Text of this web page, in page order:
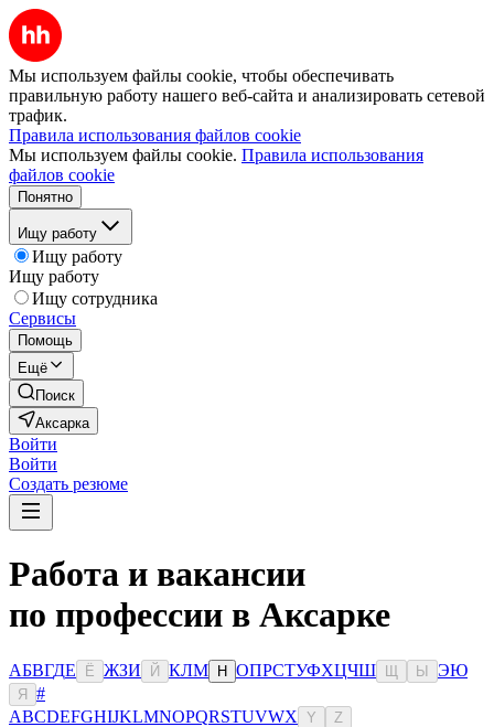
Мы используем файлы cookie, чтобы обеспечивать
правильную работу нашего веб-сайта и анализировать сетевой
трафик.
Правила использования файлов cookie
Мы используем файлы cookie. Правила использования
файлов cookie
Понятно
Ищу работу
Ищу работу
Ищу работу
Ищу сотрудника
Сервисы
Помощь
Ещё
Поиск
Аксарка
Войти
Войти
Создать резюме
Работа и вакансии
по профессии в Аксарке
АБВГДЕ Ё ЖЗИ Й КЛМ Н ОПРСТУФХЦЧШ Ы ЭЮ
Я
#
ABCDEFGHIJKLMNOPQRSTUVWX Y Z